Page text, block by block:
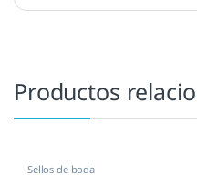
Productos
Sellos de boda